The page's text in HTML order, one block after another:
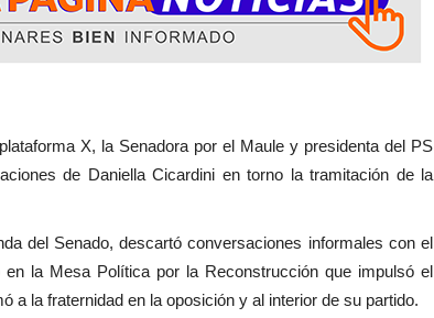
X, la Senadora por el Maule y presidenta del PS
de Daniella Cicardini en torno la tramitación de la
del Senado, descartó conversaciones informales con el
la Mesa Política por la Reconstrucción que impulsó el
a la fraternidad en la oposición y al interior de su partido.